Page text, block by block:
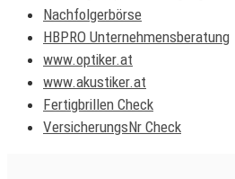
Nachfolgerbörse
HBPRO Unternehmensberatung
www.optiker.at
www.akustiker.at
Fertigbrillen Check
VersicherungsNr Check